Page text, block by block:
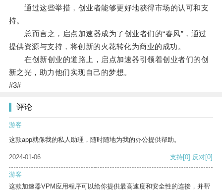
通过这些举措，创业者能够更好地获得市场的认可和支
持。
总而言之，启点加速器成为了创业者们的“春风”，通过
提供资源与支持，将创新的火花转化为商业的成功。
在创新创业的道路上，启点加速器引领着创业者们的创
新之光，助力他们实现自己的梦想。
#3#
评论
游客
这款app就像我的私人助理，随时随地为我的办公提供帮助。
2024-01-06 支持[0] 反对[0]
游客
这款加速器VPM应用程序可以给你提供最高速度和安全性的连接，并帮